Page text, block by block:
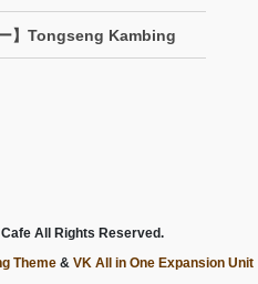
ー】Tongseng Kambing
All Rights Reserved.
Theme& VK All in One Expansion Unit